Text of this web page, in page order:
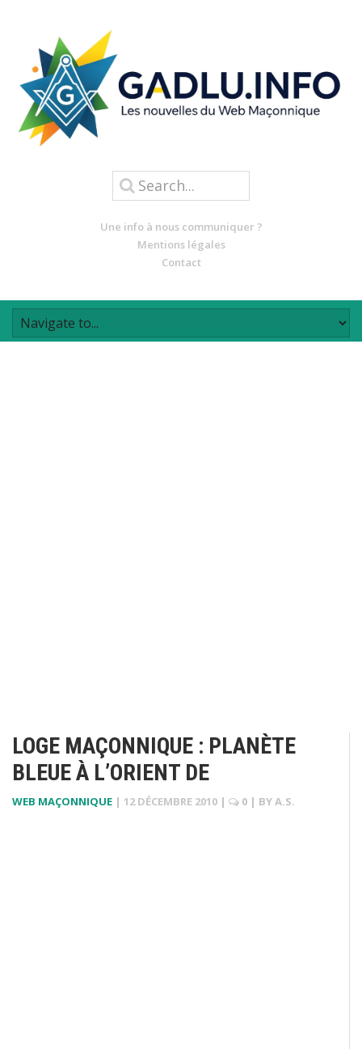
Une info à nous communiquer ?
Mentions légales
Contact
LOGE MAÇONNIQUE : PLANÈTE
BLEUE À L’ORIENT DE
WEB MAÇONNIQUE | 12 DÉCEMBRE 2010 | 0 | BYA.S.